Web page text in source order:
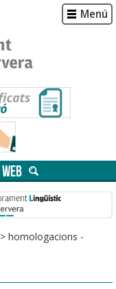
Menú
homologacions -